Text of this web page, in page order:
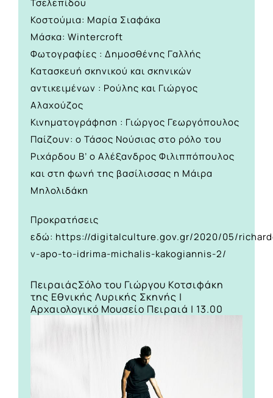
Τσελεπίδου
Κοστούμια: Μαρία Σιαφάκα
Μάσκα: Wintercroft
Φωτογραφίες : Δημοσθένης Γαλλής
Κατασκευή σκηνικού και σκηνικών
αντικειμένων : Ρούλης και Γιώργος
Αλαχούζος
Κινηματογράφηση : Γιώργος Γεωργόπουλος
Παίζουν: ο Τάσος Νούσιας στο ρόλο του
Ριχάρδου Β’ ο Αλέξανδρος Φιλιππόπουλος
και στη φωνή της βασίλισσας η Μάιρα
Μηλολιδάκη
Προκρατήσεις
εδώ: https://digitalculture.gov.gr/2020/05/
v-apo-to-idrima-michalis-kakogiannis-2/
ΠειραιάςΣόλο του Γιώργου Κοτσιφάκη
της Εθνικής Λυρικής Σκηνής |
Αρχαιολογικό Μουσείο Πειραιά | 13.00